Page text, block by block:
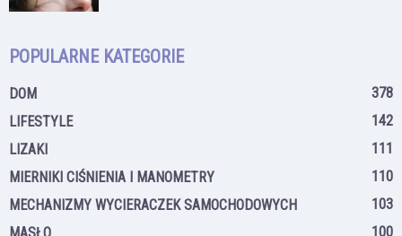
POPULARNE KATEGORIE
DOM
378
LIFESTYLE
142
LIZAKI
111
MIERNIKI CIŚNIENIA I MANOMETRY
110
MECHANIZMY WYCIERACZEK SAMOCHODOWYCH
103
100